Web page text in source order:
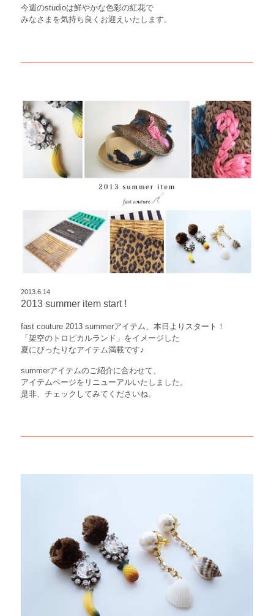
今週のstudioは鮮やかな色彩の紅花で
みなさまを気持ち良くお迎えいたします。
2013.6.14
2013 summer item start !
fast couture 2013 summerアイテム、本日よりスタート！
「架空のトロピカルランド」をイメージした
夏にぴったりなアイテム満載です♪
summerアイテムのご紹介に合わせて、
アイテムページをリニューアルいたしました。
是非、チェックしてみてくださいね。